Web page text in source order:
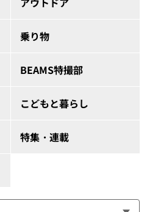
乗り物
BEAMS特撮部
こどもと暮らし
特集・連載